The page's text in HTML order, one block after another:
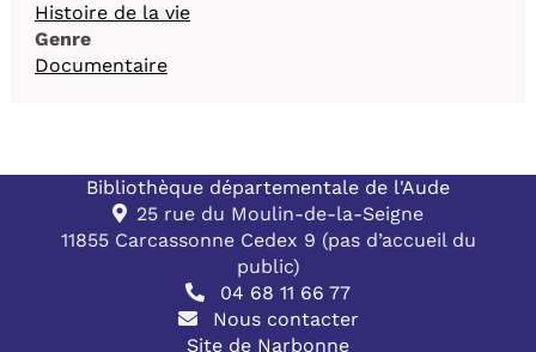
Histoire de la vie
Genre
Documentaire
Bibliothèque départementale de l'Aude
25 rue du Moulin-de-la-Seigne
11855 Carcassonne Cedex 9 (pas d’accueil du
public)
04 68 11 66 77
Nous contacter
Site de Narbonne